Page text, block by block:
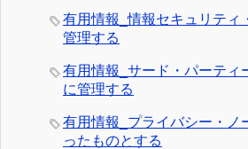
有用情報_情報セキュリティ
管理する
有用情報_サード・パーティ
に管理する
有用情報_プライバシー・ノ
ったものとする